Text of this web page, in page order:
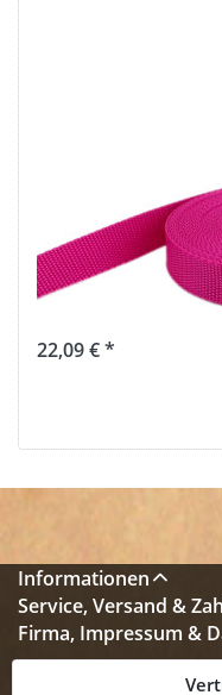
Gurtband -
25mm breit -
1,4mm stark -
pink (UV)
22,09 € *
Informationen
Service, Versand &
Firma, Impressum &